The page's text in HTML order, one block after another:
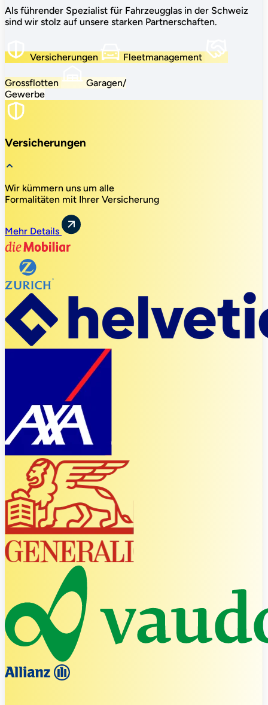
Als führender Spezialist für Fahrzeugglas in der Schweiz
sind wir stolz auf unsere starken Partnerschaften.
Versicherungen Fleetmanagement
Grossflotten
Garagen/
Gewerbe
Versicherungen
Wir kümmern uns um alle
Formalitäten mit Ihrer Versicherung
Mehr Details